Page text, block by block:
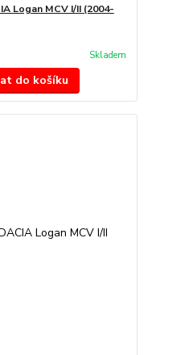
Logan MCV I/II (2004-
Skladem
do košíku